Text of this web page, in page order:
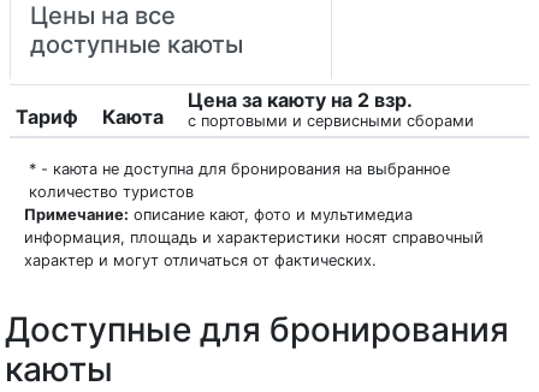
Цены на все
доступные каюты
Тариф Каюта
Цена за каюту на 2 взр.
с портовыми и сервисными сборами
* - каюта не доступна для бронирования на выбранное
количество туристов
Примечание: описание кают, фото и мультимедиа
информация, площадь и характеристики носят справочный
характер и могут отличаться от фактических.
Доступные для бронирования
каюты